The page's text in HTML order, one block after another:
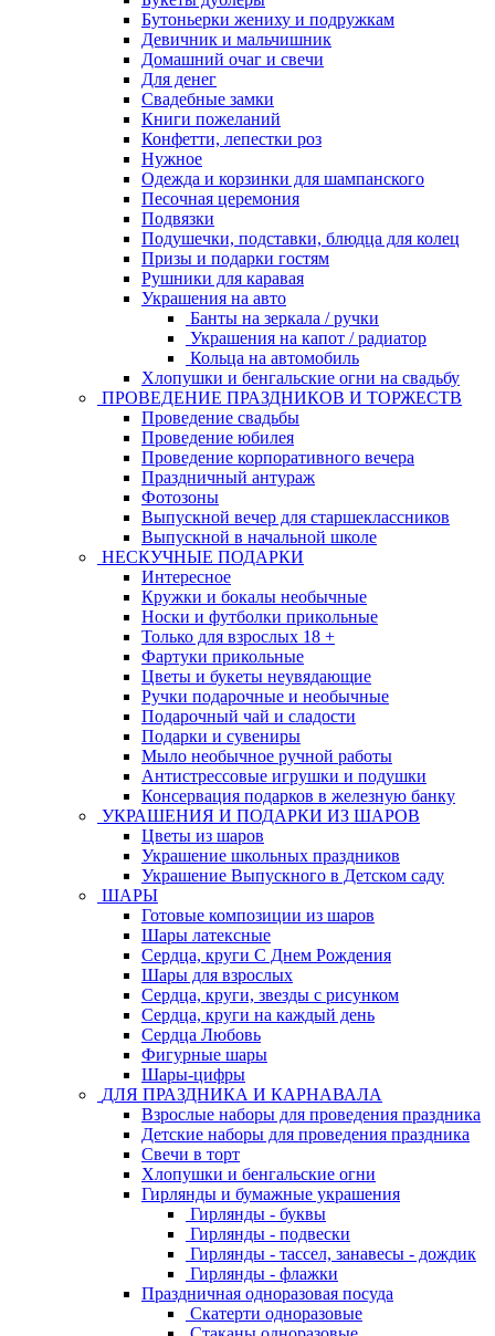
Бутоньерки жениху и подружкам
Девичник и мальчишник
Домашний очаг и свечи
Для денег
Свадебные замки
Книги пожеланий
Конфетти, лепестки роз
Нужное
Одежда и корзинки для шампанского
Песочная церемония
Подвязки
Подушечки, подставки, блюдца для колец
Призы и подарки гостям
Рушники для каравая
Украшения на авто
Банты на зеркала / ручки
Украшения на капот / радиатор
Кольца на автомобиль
Хлопушки и бенгальские огни на свадьбу
ПРОВЕДЕНИЕ ПРАЗДНИКОВ И ТОРЖЕСТВ
Проведение свадьбы
Проведение юбилея
Проведение корпоративного вечера
Праздничный антураж
Фотозоны
Выпускной вечер для старшеклассников
Выпускной в начальной школе
НЕСКУЧНЫЕ ПОДАРКИ
Интересное
Кружки и бокалы необычные
Носки и футболки прикольные
Только для взрослых 18 +
Фартуки прикольные
Цветы и букеты неувядающие
Ручки подарочные и необычные
Подарочный чай и сладости
Подарки и сувениры
Мыло необычное ручной работы
Антистрессовые игрушки и подушки
Консервация подарков в железную банку
УКРАШЕНИЯ И ПОДАРКИ ИЗ ШАРОВ
Цветы из шаров
Украшение школьных праздников
Украшение Выпускного в Детском саду
ШАРЫ
Готовые композиции из шаров
Шары латексные
Сердца, круги С Днем Рождения
Шары для взрослых
Сердца, круги, звезды с рисунком
Сердца, круги на каждый день
Сердца Любовь
Фигурные шары
Шары-цифры
ДЛЯ ПРАЗДНИКА И КАРНАВАЛА
Взрослые наборы для проведения праздника
Детские наборы для проведения праздника
Свечи в торт
Хлопушки и бенгальские огни
Гирлянды и бумажные украшения
Гирлянды - буквы
Гирлянды - подвески
Гирлянды - тассел, занавесы - дождик
Гирлянды - флажки
Праздничная одноразовая посуда
Скатерти одноразовые